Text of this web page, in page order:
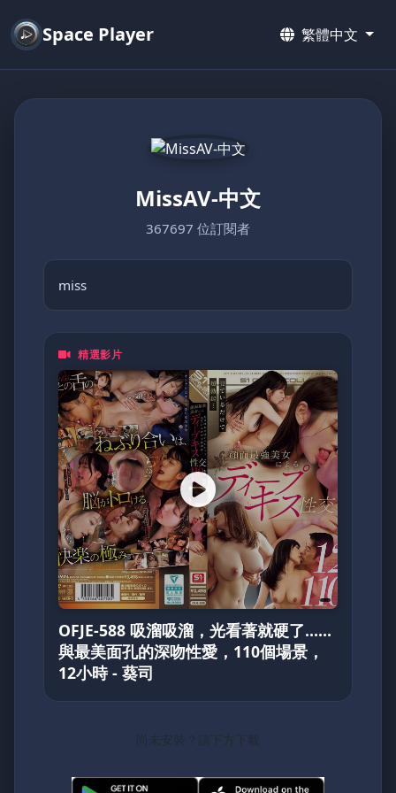
Space Player 繁體中文
MissAV-中文
367697 位訂閱者
miss
精選影片
OFJE-588 吸溜吸溜，光看著就硬了……
與最美面孔的深吻性愛，110個場景，
12小時 - 葵司
尚未安裝？請下方下載